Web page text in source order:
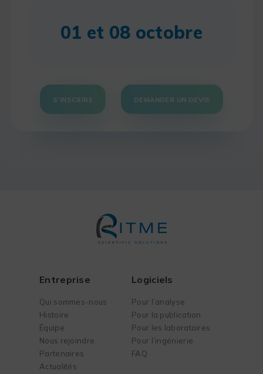
01 et 08 octobre
S'INSCRIRE DEMANDER UN DEVIS
Entreprise
Qui sommes-nous
Histoire
Équipe
Nous rejoindre
Partenaires
Actualités
Logiciels
Pour l’analyse
Pour la publication
Pour les laboratoires
Pour l’ingénierie
FAQ